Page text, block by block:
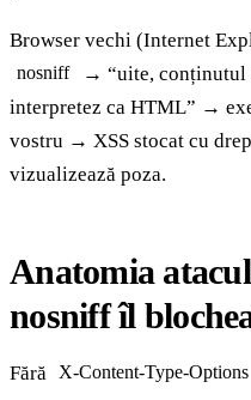
Browser vechi (Internet
nosniff
→ “uite, conținutul
interpretez ca HTML” →
vostru → XSS stocat cu
vizualizează poza.
Anatomia
nosniff îl
Fără X-Content-Type-Options